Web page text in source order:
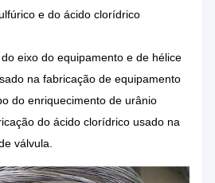
e do ácido clorídrico
eixo do equipamento e de hélice
na fabricação de equipamento
do enriquecimento de urânio
do ácido clorídrico usado na
válvula.